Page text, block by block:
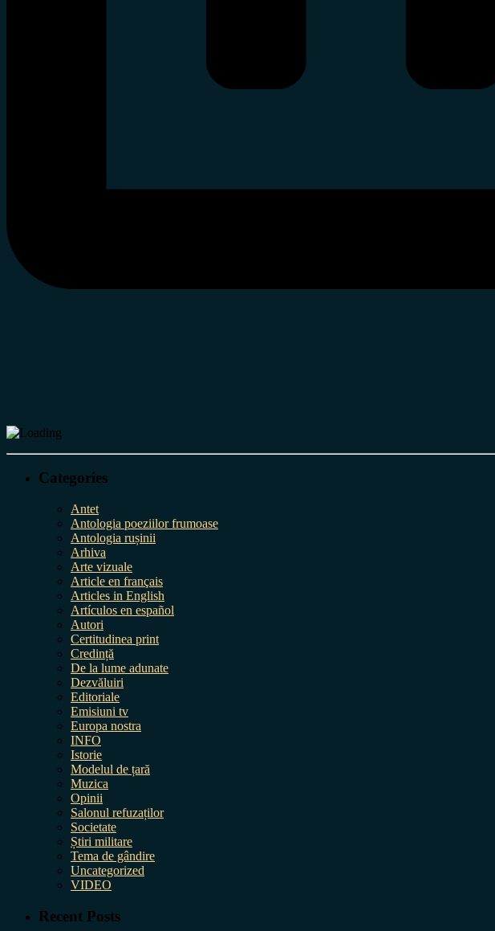
Categories
Antet
Antologia poeziilor frumoase
Antologia rușinii
Arhiva
Arte vizuale
Article en français
Articles in English
Artículos en español
Autori
Certitudinea print
Credință
De la lume adunate
Dezvăluiri
Editoriale
Emisiuni tv
Europa nostra
INFO
Istorie
Modelul de țară
Muzica
Opinii
Salonul refuzaților
Societate
Știri militare
Tema de gândire
Uncategorized
VIDEO
Recent Posts